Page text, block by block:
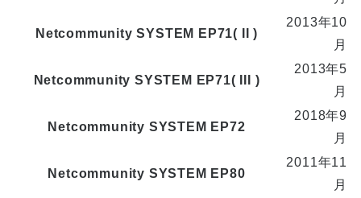
Netcommunity SYSTEM EP71( II )
2013年10
月
Netcommunity SYSTEM EP71( III )
2013年5
月
Netcommunity SYSTEM EP72
2018年9
月
Netcommunity SYSTEM EP80
2011年11
月